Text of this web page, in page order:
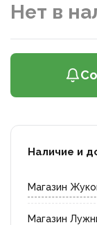
Нет в
Наличие и
Магазин
Магазин